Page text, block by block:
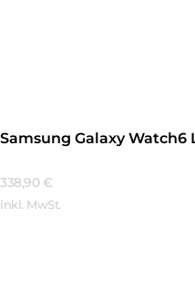
Samsung Galaxy Watch6
338,90 €
inkl. MwSt.